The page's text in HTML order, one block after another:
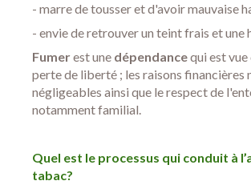
- marre de tousser et d'avoir mauvaise
- envie de retrouver un teint frais et une
Fumerest une dépendancequi est
perte de liberté ; les raisons financières
négligeables ainsi que le respect de
notamment familial.
Quel est le processus qui conduit à
tabac?